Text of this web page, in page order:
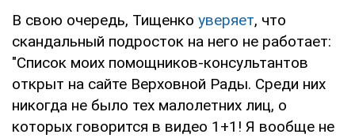
В свою очередь, Тищенко уверяет, что
скандальный подросток на него не работает:
"Список моих помощников-консультантов
открыт на сайте Верховной Рады. Среди них
никогда не было тех малолетних лиц, о
которых говорится в видео 1+1! Я вообще не